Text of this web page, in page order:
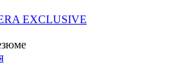
EXCLUSIVE